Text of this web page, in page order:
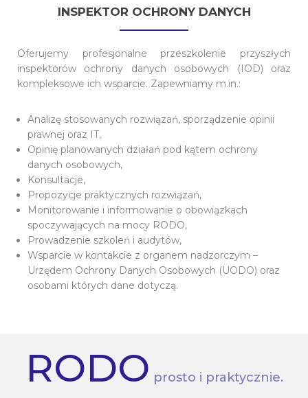
INSPEKTOR OCHRONY DANYCH
Oferujemy profesjonalne przeszkolenie przyszłych
inspektorów ochrony danych osobowych (IOD) oraz
kompleksowe ich wsparcie. Zapewniamy m.in.:
Analizę stosowanych rozwiązań, sporządzenie opinii
prawnej oraz IT,
Opinię planowanych działań pod kątem ochrony
danych osobowych,
Konsultacje,
Propozycje praktycznych rozwiązań,
Monitorowanie i informowanie o obowiązkach
spoczywających na mocy RODO,
Prowadzenie szkoleń i audytów,
Wsparcie w kontakcie z organem nadzorczym –
Urzędem Ochrony Danych Osobowych (UODO) oraz
osobami których dane dotyczą.
RODO prosto i praktycznie.